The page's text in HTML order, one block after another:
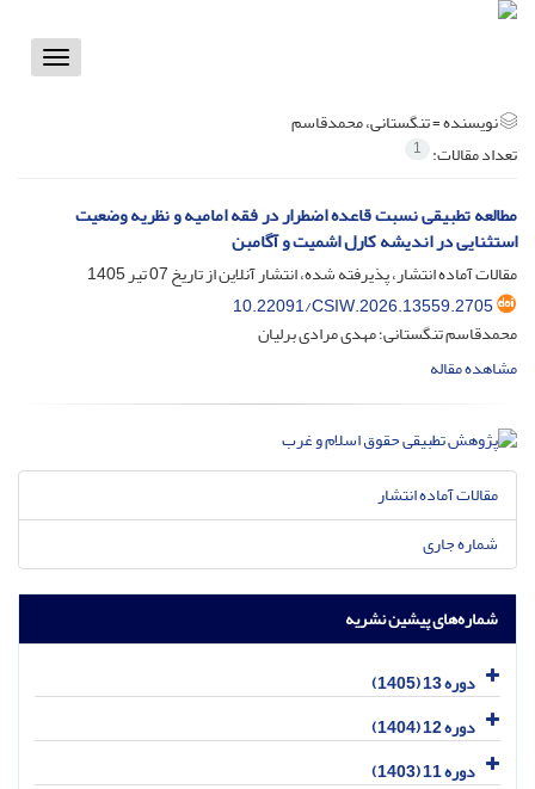
Toggle
نویسنده =تنگستانی، محمدقاسم
تعداد مقالات: 1
مطالعه‌ تطبیقی نسبت قاعده اضطرار در فقه امامیه و نظریه وضعیت
استثنایی در اندیشه کارل اشمیت و آگامبن
مقالات آماده انتشار، پذیرفته شده، انتشار آنلاین از تاریخ07 تیر 1405
10.22091/CSIW.2026.13559.2705
محمدقاسم تنگستانی؛ مهدی مرادی برلیان
مشاهده مقاله
مقالات آماده انتشار
شماره جاری
شماره‌های پیشین نشریه
دوره 13 (1405)
دوره 12 (1404)
دوره 11 (1403)